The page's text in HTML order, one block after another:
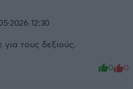
12:30
για τους δεξιούς.
0 0